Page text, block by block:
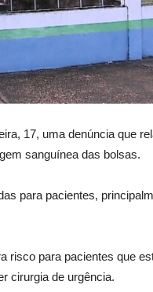
17, uma denúncia que
sanguínea das bolsas.
para pacientes,
risco para pacientes que
cirurgia de urgência.